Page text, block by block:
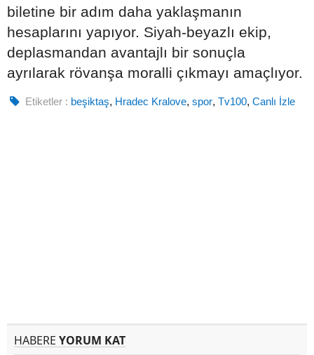
biletine bir adım daha yaklaşmanın
hesaplarını yapıyor. Siyah-beyazlı ekip,
deplasmandan avantajlı bir sonuçla
ayrılarak rövanşa moralli çıkmayı amaçlıyor.
Etiketler : beşiktaş, Hradec Kralove,spor,Tv100,Canlı İzle
HABERE YORUM KAT